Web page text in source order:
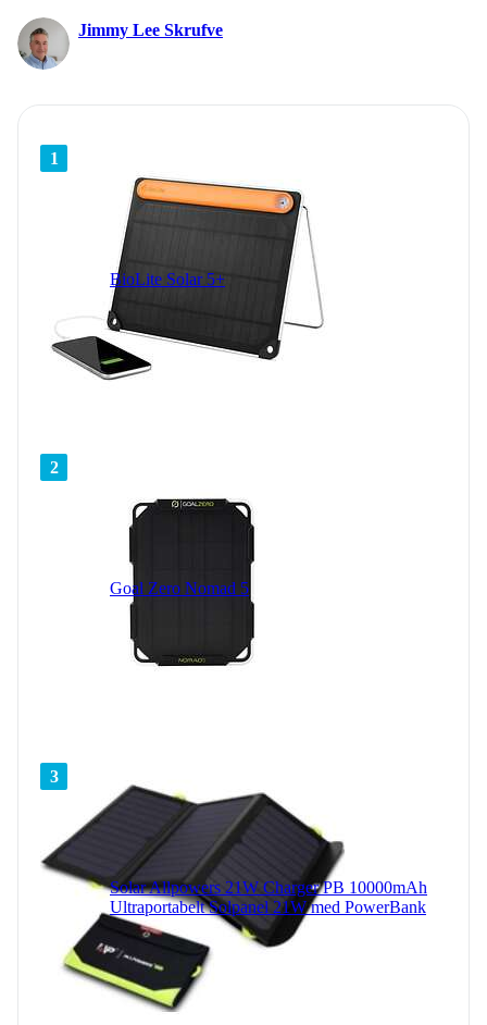
Jimmy Lee Skrufve
1
BioLite Solar 5+
2
Goal Zero Nomad 5
3
Solar Allpowers 21W Charger PB 10000mAh
Ultraportabelt Solpanel 21W med PowerBank